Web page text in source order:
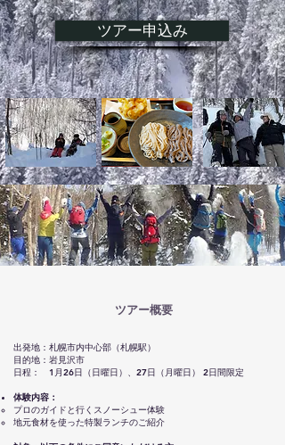
ツアー申込み
ツアー概要
出発地：札幌市内中心部（札幌駅）
目的地：岩見沢市
日程： 1月26日（日曜日）、27日（月曜日） 2日間限定
体験内容：
プロのガイドと行くスノーシュー体験
地元食材を使った特製ランチのご紹介